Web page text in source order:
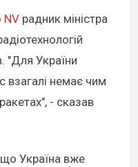
NV радник міністра
"Для України
взагалі немає чим
- сказав
Україна вже